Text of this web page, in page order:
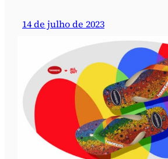
14 de julho de 2023